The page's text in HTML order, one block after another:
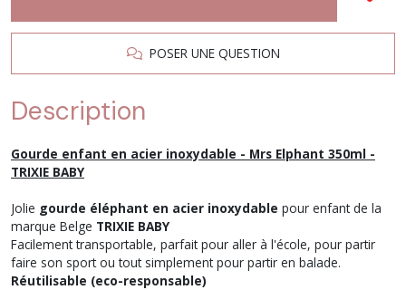
POSER UNE QUESTION
Description
Gourde enfant en acier inoxydable - Mrs Elphant 350ml -
TRIXIE BABY
Jolie gourde éléphant en acier inoxydable pour enfant de la
marque Belge TRIXIE BABY
Facilement transportable, parfait pour aller à l'école, pour partir
faire son sport ou tout simplement pour partir en balade.
Réutilisable (eco-responsable)